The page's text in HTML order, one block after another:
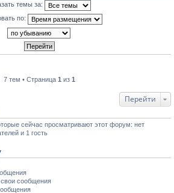
темы за:
по:
7 тем • Страница 1 из 1
Перейти
сейчас просматривают этот форум: нет
и 1 гость
свои сообщения